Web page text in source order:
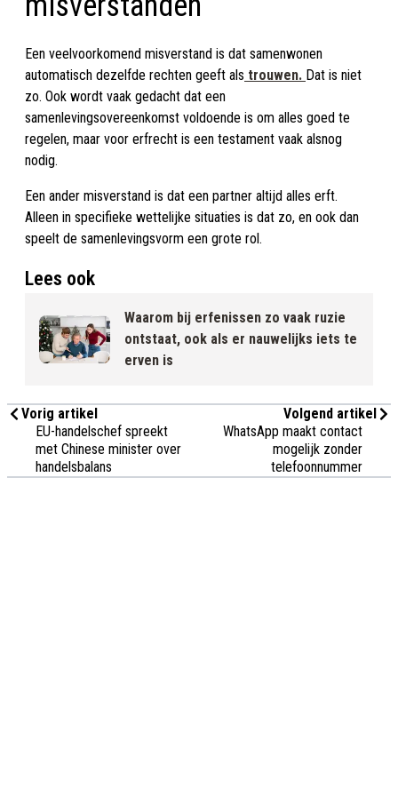
Een veelvoorkomend misverstand is dat samenwonen
automatisch dezelfde rechten geeft als trouwen. Dat is niet
zo. Ook wordt vaak gedacht dat een
samenlevingsovereenkomst voldoende is om alles goed te
regelen, maar voor erfrecht is een testament vaak alsnog
nodig.
Een ander misverstand is dat een partner altijd alles erft.
Alleen in specifieke wettelijke situaties is dat zo, en ook dan
speelt de samenlevingsvorm een grote rol.
Lees ook
Waarom bij erfenissen zo vaak ruzie
ontstaat, ook als er nauwelijks iets te
erven is
Vorig artikel
EU-handelschef spreekt
met Chinese minister over
handelsbalans
Volgend artikel
WhatsApp maakt contact
mogelijk zonder
telefoonnummer